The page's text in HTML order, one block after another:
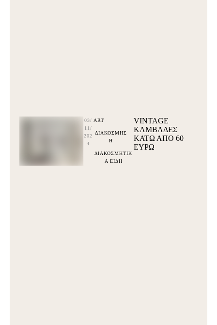
03/
11/
202
4
ART
ΔΙΑΚΟΣΜΗΣ
Η
ΔΙΑΚΟΣΜΗΤΙΚ
Α ΕΙΔΗ
VINTAGE
ΚΑΜΒΑΔΕΣ
ΚΆΤΩ ΑΠΌ 60
ΕΥΡΩ